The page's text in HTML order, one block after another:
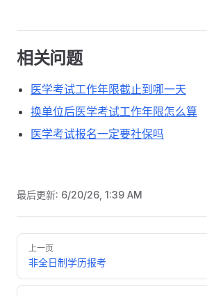
相关问题
医学考试工作年限截止到哪一天
换单位后医学考试工作年限怎么算
医学考试报名一定要社保吗
最后更新: 6/20/26, 1:39 AM
Pager
上一页
非全日制学历报考